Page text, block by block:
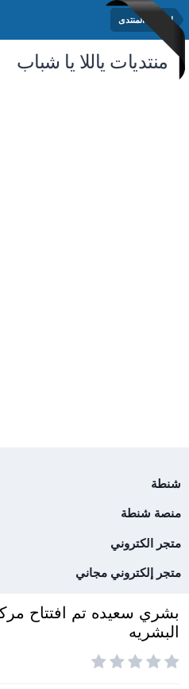
إعلانات المنتدى
منتديات ياللا يا شباب
شنطة
منصة شنطة
متجر الكتروني
متجر إلكتروني مجاني
بشري سعيده تم افتتاح مركز
البشريه